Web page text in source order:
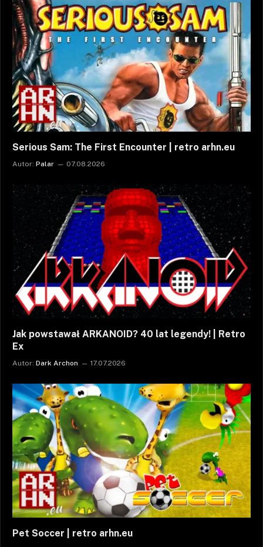
Serious Sam: The First Encounter | retro arhn.eu
Autor: Palar 07.08.2026
Jak powstawał ARKANOID? 40 lat legendy! | Retro
Ex
Autor: Dark Archon 17.07.2026
Pet Soccer | retro arhn.eu